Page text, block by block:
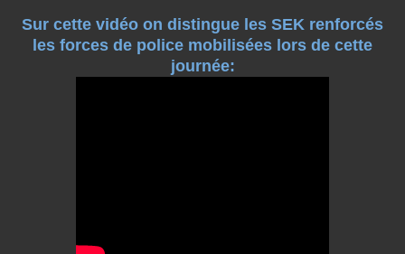
Sur cette vidéo on distingue les SEK renforcés
les forces de police mobilisées lors de cette
journée: